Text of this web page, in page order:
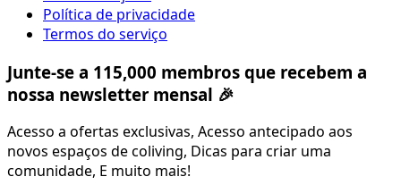
Política de privacidade
Termos do serviço
Junte-se a 115,000 membros que recebem a
nossa newsletter mensal 🎉
Acesso a ofertas exclusivas, Acesso antecipado aos
novos espaços de coliving, Dicas para criar uma
comunidade, E muito mais!